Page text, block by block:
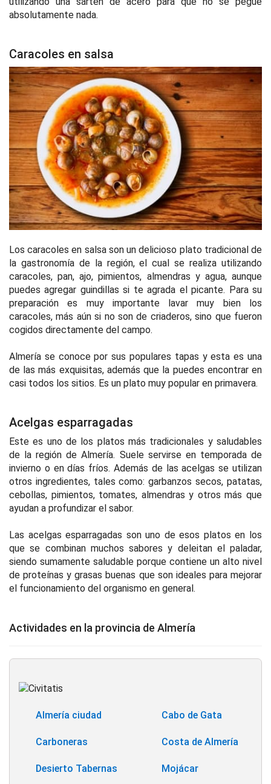
absolutamente nada.
Caracoles en salsa
Los caracoles en salsa son un delicioso plato tradicional de
la gastronomía de la región, el cual se realiza utilizando
caracoles, pan, ajo, pimientos, almendras y agua, aunque
puedes agregar guindillas si te agrada el picante. Para su
preparación es muy importante lavar muy bien los
caracoles, más aún si no son de criaderos, sino que fueron
cogidos directamente del campo.
Almería se conoce por sus populares tapas y esta es una
de las más exquisitas, además que la puedes encontrar en
casi todos los sitios. Es un plato muy popular en primavera.
Acelgas esparragadas
Este es uno de los platos más tradicionales y saludables
de la región de Almería. Suele servirse en temporada de
invierno o en días fríos. Además de las acelgas se utilizan
otros ingredientes, tales como: garbanzos secos, patatas,
cebollas, pimientos, tomates, almendras y otros más que
ayudan a profundizar el sabor.
Las acelgas esparragadas son uno de esos platos en los
que se combinan muchos sabores y deleitan el paladar,
siendo sumamente saludable porque contiene un alto nivel
de proteínas y grasas buenas que son ideales para mejorar
el funcionamiento del organismo en general.
Actividades en la provincia de Almería
Almería ciudad Cabo de Gata
Carboneras Costa de Almería
Desierto Tabernas Mojácar